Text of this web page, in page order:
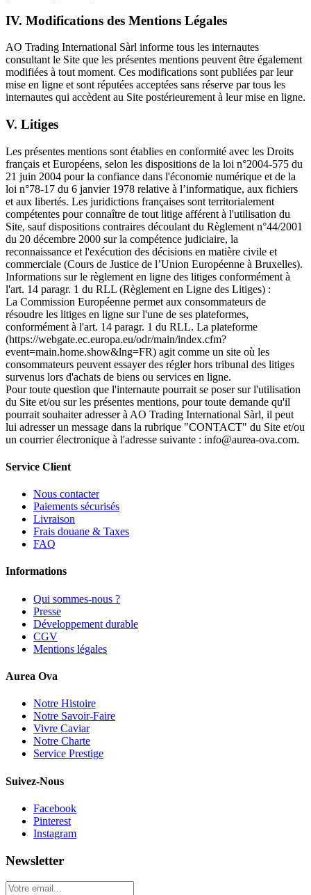
IV. Modifications des Mentions Légales
AO Trading International Sàrl informe tous les internautes
consultant le Site que les présentes mentions peuvent être également
modifiées à tout moment. Ces modifications sont publiées par leur
mise en ligne et sont réputées acceptées sans réserve par tous les
internautes qui accèdent au Site postérieurement à leur mise en ligne.
V. Litiges
Les présentes mentions sont établies en conformité avec les Droits
français et Européens, selon les dispositions de la loi n°2004-575 du
21 juin 2004 pour la confiance dans l'économie numérique et de la
loi n°78-17 du 6 janvier 1978 relative à l’informatique, aux fichiers
et aux libertés. Les juridictions françaises sont territorialement
compétentes pour connaître de tout litige afférent à l'utilisation du
Site, sauf dispositions contraires découlant du Règlement n°44/2001
du 20 décembre 2000 sur la compétence judiciaire, la
reconnaissance et l'exécution des décisions en matière civile et
commerciale (Cours de Justice de l’Union Européenne à Bruxelles).
Informations sur le règlement en ligne des litiges conformément à
l'art. 14 paragr. 1 du RLL (Règlement en Ligne des Litiges) :
La Commission Européenne permet aux consommateurs de
résoudre les litiges en ligne sur l'une de ses plateformes,
conformément à l'art. 14 paragr. 1 du RLL. La plateforme
(https://webgate.ec.europa.eu/odr/main/index.cfm?
event=main.home.show&lng=FR) agit comme un site où les
consommateurs peuvent essayer des régler hors tribunal des litiges
survenus lors d'achats de biens ou services en ligne.
Pour toute question que l'internaute pourrait se poser sur l'utilisation
du Site et/ou sur les présentes mentions, pour toute demande qu'il
pourrait souhaiter adresser à AO Trading International Sàrl, il peut
lui adresser un message dans la rubrique "CONTACT" du Site et/ou
un courrier électronique à l'adresse suivante : info@aurea-ova.com.
Service Client
Nous contacter
Paiements sécurisés
Livraison
Frais douane & Taxes
FAQ
Informations
Qui sommes-nous ?
Presse
Développement durable
CGV
Mentions légales
Aurea Ova
Notre Histoire
Notre Savoir-Faire
Vivre Caviar
Notre Charte
Service Prestige
Suivez-Nous
Facebook
Pinterest
Instagram
Newsletter